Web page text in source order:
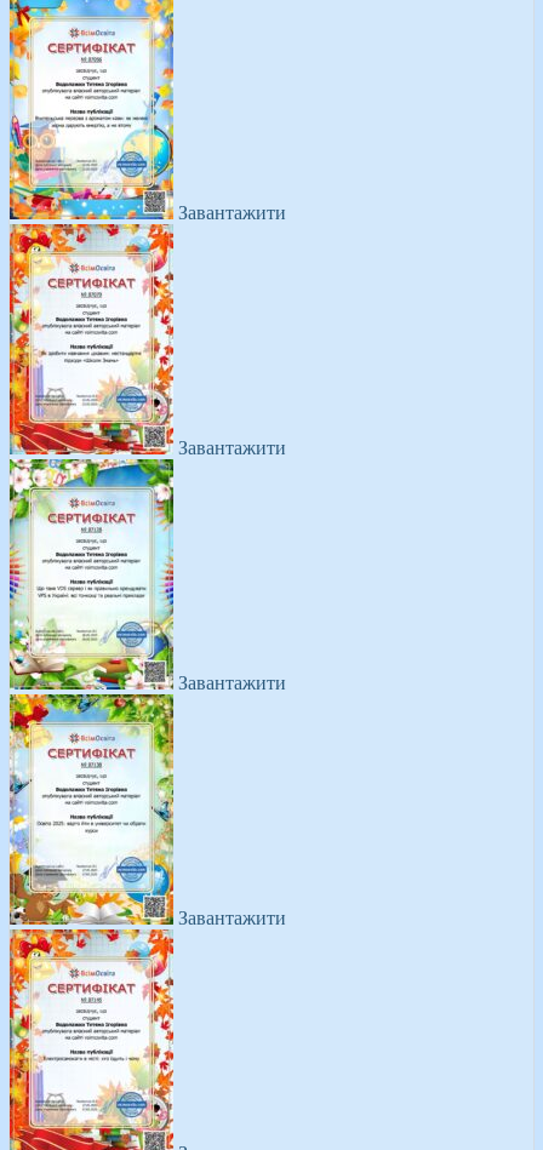
Завантажити
Завантажити
Завантажити
Завантажити